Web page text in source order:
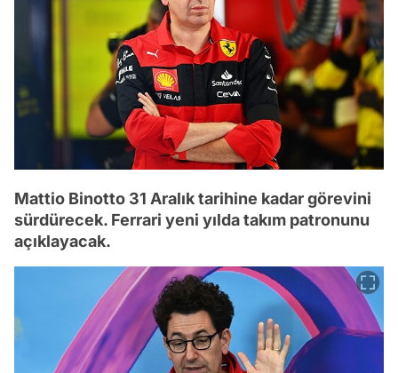
Mattio Binotto 31 Aralık tarihine kadar görevini
sürdürecek. Ferrari yeni yılda takım patronunu
açıklayacak.